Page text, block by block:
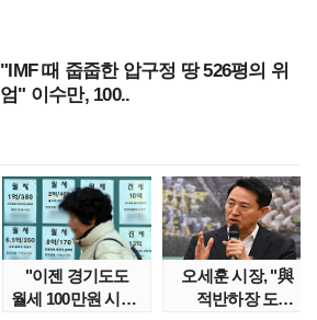
"IMF 때 줍줍한 압구정 땅 526평의 위
엄" 이수만, 100..
"이젠 경기도도
월세 100만원 시대"
오세훈 시장, "與
적반하장 도